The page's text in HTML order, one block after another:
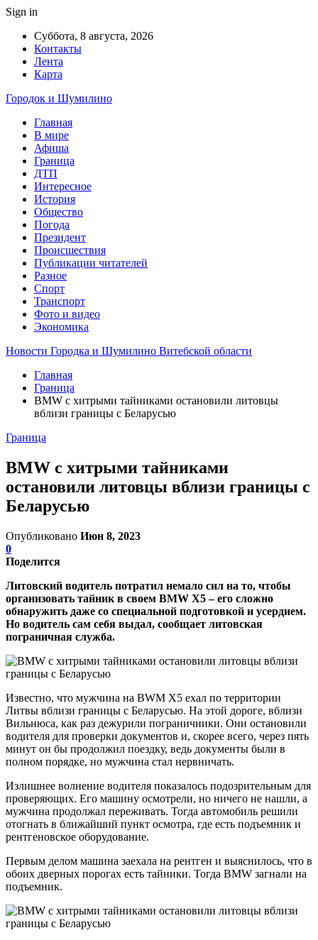
Sign in
Суббота, 8 августа, 2026
Контакты
Лента
Карта
Городок и Шумилино
Главная
В мире
Афиша
Граница
ДТП
Интересное
История
Общество
Погода
Президент
Происшествия
Публикации читателей
Разное
Спорт
Транспорт
Фото и видео
Экономика
Новости Городка и Шумилино Витебской области
Главная
Граница
BMW с хитрыми тайниками остановили литовцы
вблизи границы с Беларусью
Граница
BMW с хитрыми тайниками
остановили литовцы вблизи границы с
Беларусью
Опубликовано Июн 8, 2023
0
Поделится
Литовский водитель потратил немало сил на то, чтобы
организовать тайник в своем BMW X5 – его сложно
обнаружить даже со специальной подготовкой и усердием.
Но водитель сам себя выдал, сообщает литовская
пограничная служба.
Известно, что мужчина на BWM X5 ехал по территории
Литвы вблизи границы с Беларусью. На этой дороге, вблизи
Вильнюса, как раз дежурили пограничники. Они остановили
водителя для проверки документов и, скорее всего, через пять
минут он бы продолжил поездку, ведь документы были в
полном порядке, но мужчина стал нервничать.
Излишнее волнение водителя показалось подозрительным для
проверяющих. Его машину осмотрели, но ничего не нашли, а
мужчина продолжал переживать. Тогда автомобиль решили
отогнать в ближайший пункт осмотра, где есть подъемник и
рентгеновское оборудование.
Первым делом машина заехала на рентген и выяснилось, что в
обоих дверных порогах есть тайники. Тогда BMW загнали на
подъемник.